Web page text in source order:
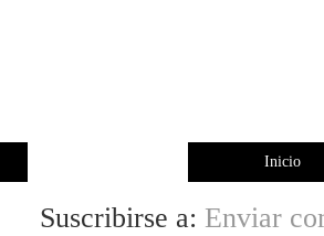
Inicio
Suscribirse a: Enviar